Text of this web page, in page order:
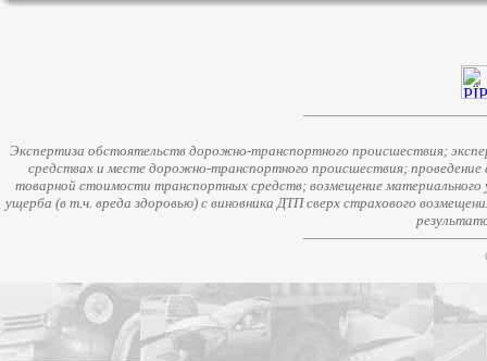
Экспертиза обстоятельств дорожно-транспортного происшествия;
средствах и месте дорожно-транспортного происшествия;
товарной стоимости транспортных средств; возмещение
ущерба (в т.ч. вреда здоровью) с виновника ДТП сверх страхового